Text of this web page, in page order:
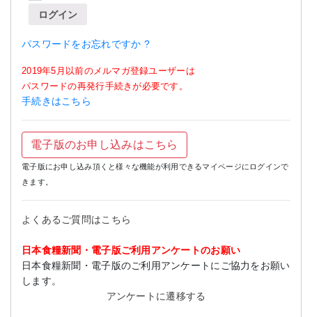
ログイン
パスワードをお忘れですか ?
2019年5月以前のメルマガ登録ユーザーは
パスワードの再発行手続きが必要です。
手続きはこちら
電子版のお申し込みはこちら
電子版にお申し込み頂くと様々な機能が利用できるマイページにログインで
きます。
よくあるご質問はこちら
日本食糧新聞・電子版ご利用アンケートのお願い
日本食糧新聞・電子版のご利用アンケートにご協力をお願い
します。
アンケートに遷移する